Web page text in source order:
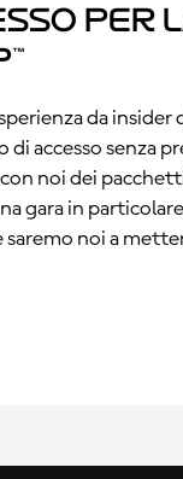
per
da insider
di accesso senza
noi dei
gara in
saremo noi a